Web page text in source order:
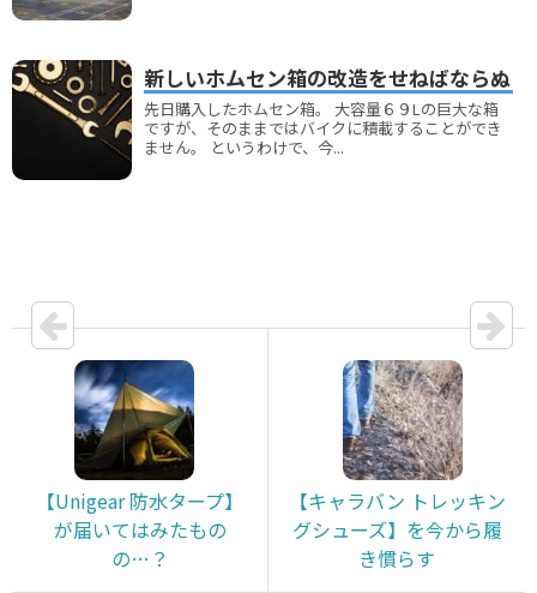
新しいホムセン箱の改造をせねばならぬ
先日購入したホムセン箱。 大容量６９Lの巨大な箱
ですが、そのままではバイクに積載することができ
ません。 というわけで、今...
【Unigear 防水タープ】
が届いてはみたもの
の…？
【キャラバン トレッキン
グシューズ】を今から履
き慣らす